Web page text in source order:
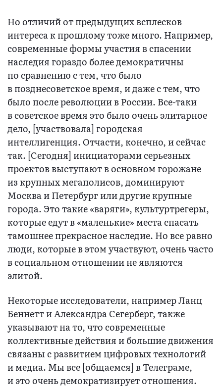
Но отличий от предыдущих всплесков
интереса к прошлому тоже много. Например,
современные формы участия в спасении
наследия гораздо более демократичны
по сравнению с тем, что было
в позднесоветское время, и даже с тем, что
было после революции в России. Все-таки
в советское время это было очень элитарное
дело, [участвовала] городская
интеллигенция. Отчасти, конечно, и сейчас
так. [Сегодня] инициаторами серьезных
проектов выступают в основном горожане
из крупных мегаполисов, доминируют
Москва и Петербург или другие крупные
города. Это такие «варяги», культуртрегеры,
которые едут в «маленькие» места спасать
тамошнее прекрасное наследие. Но все равно
люди, которые в этом участвуют, очень часто
в социальном отношении не являются
элитой.
Некоторые исследователи, например Ланц
Беннетт и Александра Сегерберг, также
указывают на то, что современные
коллективные действия и большие движения
связаны с развитием цифровых технологий
и медиа. Мы все [общаемся] в Телеграме,
и это очень демократизирует отношения.